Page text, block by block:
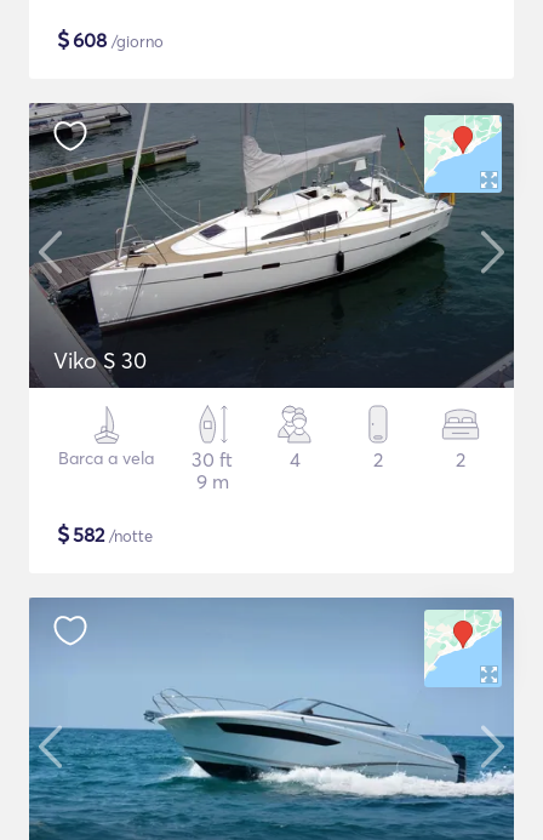
$608 /giorno
Viko S 30
Barca a vela
30 ft
9 m
4 2 2
$582/notte